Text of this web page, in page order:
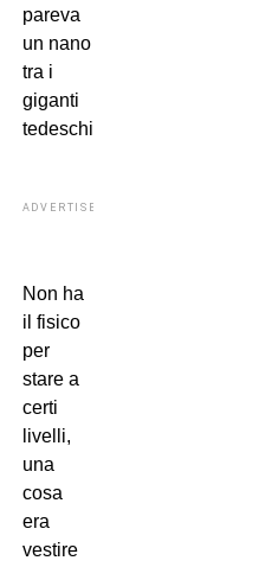
pareva
un nano
tra i
giganti
tedeschi!
ADVERTISEMENT
Non ha
il fisico
per
stare a
certi
livelli,
una
cosa
era
vestire